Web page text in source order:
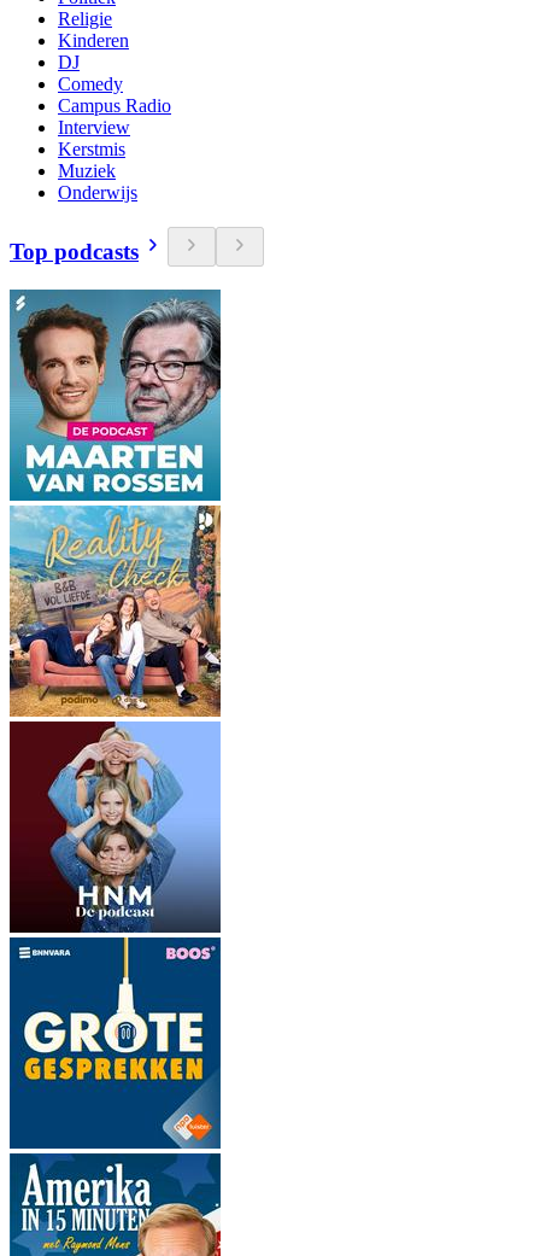
Religie
Kinderen
DJ
Comedy
Campus Radio
Interview
Kerstmis
Muziek
Onderwijs
Top podcasts